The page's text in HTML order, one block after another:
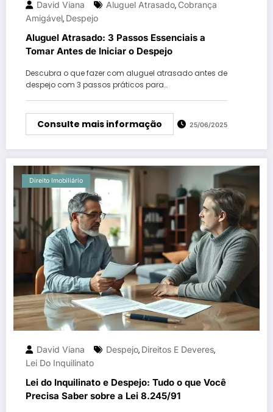
David Viana Aluguel Atrasado, Cobrança
Amigável, Despejo
Aluguel Atrasado: 3 Passos Essenciais a
Tomar Antes de Iniciar o Despejo
Descubra o que fazer com aluguel atrasado antes de
despejo com 3 passos práticos para…
Consulte mais informação 25/06/2025
Direito Imobiliário
David Viana Despejo, Direitos E Deveres,
Lei Do Inquilinato
Lei do Inquilinato e Despejo: Tudo o que Você
Precisa Saber sobre a Lei 8.245/91